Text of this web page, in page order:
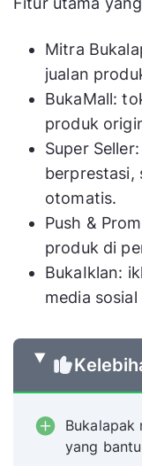
Mitra
jualan
BukaMall:
produk
Super
berprestasi,
otomatis.
Push &
produk di
BukaIklan:
media
yang